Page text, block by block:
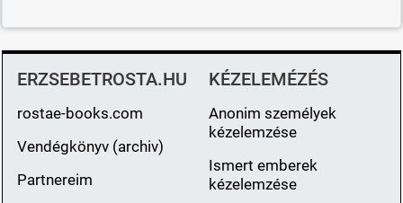
ERZSEBETROSTA.HU
rostae-books.com
Vendégkönyv (archiv)
Partnereim
KÉZELEMÉZÉS
Anonim személyek
kézelemzése
Ismert emberek
kézelemzése